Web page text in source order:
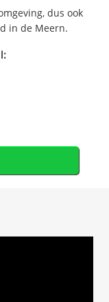
dus ook
in de Meern.